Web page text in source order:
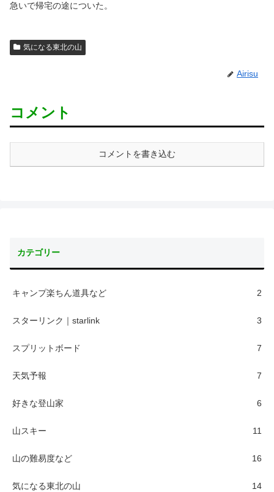
急いで帰宅の途についた。
気になる東北の山
Airisu
コメント
コメントを書き込む
カテゴリー
キャンプ楽ちん道具など 2
スターリンク｜starlink 3
スプリットボード 7
天気予報 7
好きな登山家 6
山スキー 11
山の難易度など 16
気になる東北の山 14